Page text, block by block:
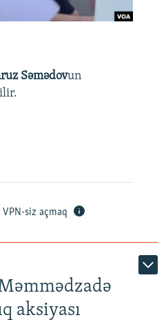
Səmədovun
VPN-siz açmaq
aksiyası